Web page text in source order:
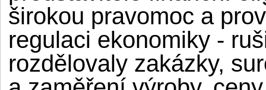
širokou pravomoc a
regulaci ekonomiky -
rozdělovaly zakázky,